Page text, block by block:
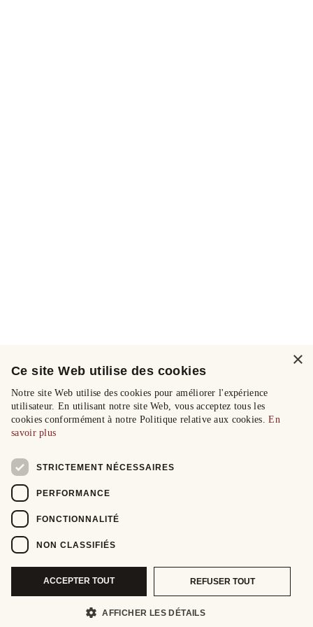
×
Ce site Web utilise des cookies
Notre site Web utilise des cookies pour améliorer l'expérience
utilisateur. En utilisant notre site Web, vous acceptez tous les
cookies conformément à notre Politique relative aux cookies.En
savoir plus
STRICTEMENT NÉCESSAIRES
PERFORMANCE
FONCTIONNALITÉ
NON CLASSIFIÉS
ACCEPTER TOUT REFUSER TOUT
AFFICHER LES DÉTAILS